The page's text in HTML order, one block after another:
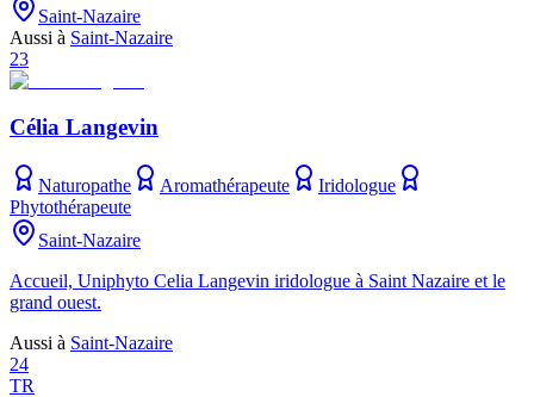
Saint-Nazaire
Aussi à Saint-Nazaire
23
Célia Langevin
Naturopathe Aromathérapeute
Iridologue
Phytothérapeute
Saint-Nazaire
Accueil, Uniphyto Celia Langevin iridologue à Saint Nazaire et le
grand ouest.
Aussi à Saint-Nazaire
24
TR